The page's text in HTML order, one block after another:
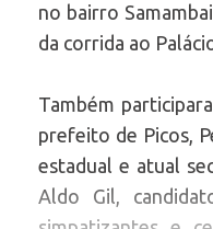
no bairro
da corrida ao
Também
prefeito de Picos,
estadual e atual
Aldo Gil,